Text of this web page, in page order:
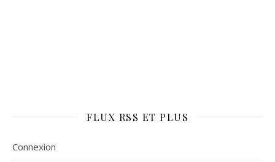
FLUX RSS ET PLUS
Connexion